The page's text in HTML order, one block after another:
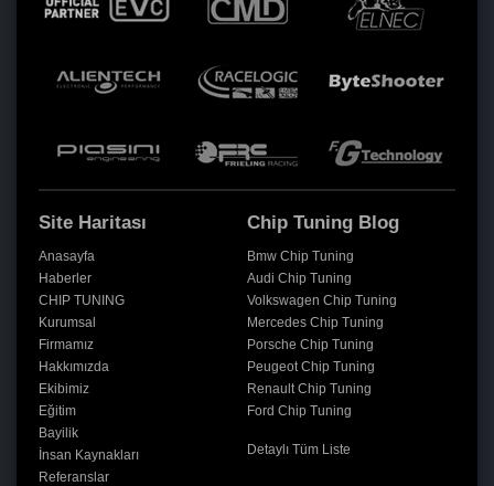
Site Haritası
Anasayfa
Haberler
CHIP TUNING
Kurumsal
Firmamız
Hakkımızda
Ekibimiz
Eğitim
Bayilik
İnsan Kaynakları
Referanslar
Chip Tuning Blog
Bmw Chip Tuning
Audi Chip Tuning
Volkswagen Chip Tuning
Mercedes Chip Tuning
Porsche Chip Tuning
Peugeot Chip Tuning
Renault Chip Tuning
Ford Chip Tuning
Detaylı Tüm Liste